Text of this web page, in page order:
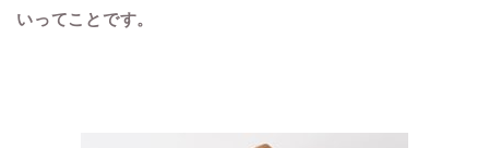
いってことです。